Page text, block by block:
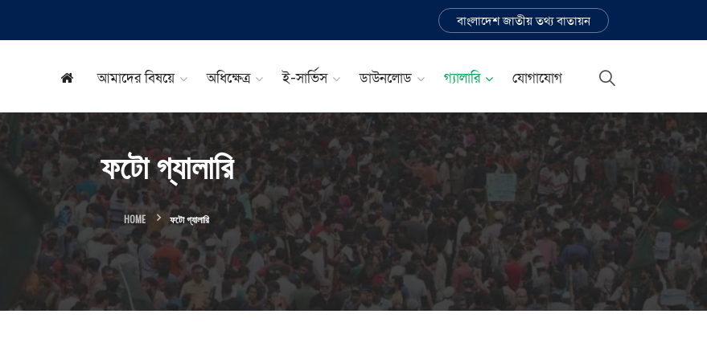
বাংলাদেশ জাতীয় তথ্য বাতায়ন
আমাদের বিষয়ে অধিক্ষেত্র ই-সার্ভিস ডাউনলোড গ্যালারি যোগাযোগ
ফটো গ্যালারি
HOME ফটো গ্যালারি